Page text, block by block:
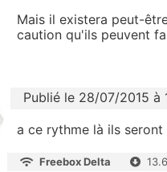
Mais il existera peut-
caution qu'ils peuvent
Publié le 28/07/2015 à
a ce rythme là ils
Freebox Delta